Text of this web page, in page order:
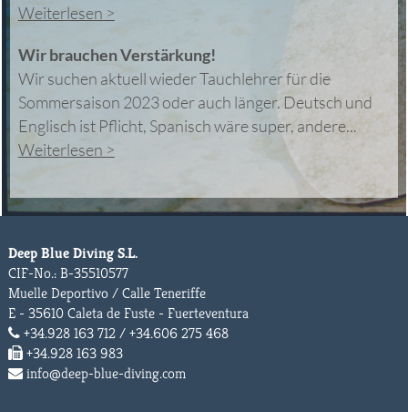
Weiterlesen >
Wir brauchen Verstärkung!
Wir suchen aktuell wieder Tauchlehrer für die
Sommersaison 2023 oder auch länger. Deutsch und
Englisch ist Pflicht, Spanisch wäre super, andere...
Weiterlesen >
Deep Blue Diving S.L.
CIF-No.: B-35510577
Muelle Deportivo / Calle Teneriffe
E - 35610 Caleta de Fuste - Fuerteventura
+34.928 163 712 / +34.606 275 468
+34.928 163 983
info@deep-blue-diving.com